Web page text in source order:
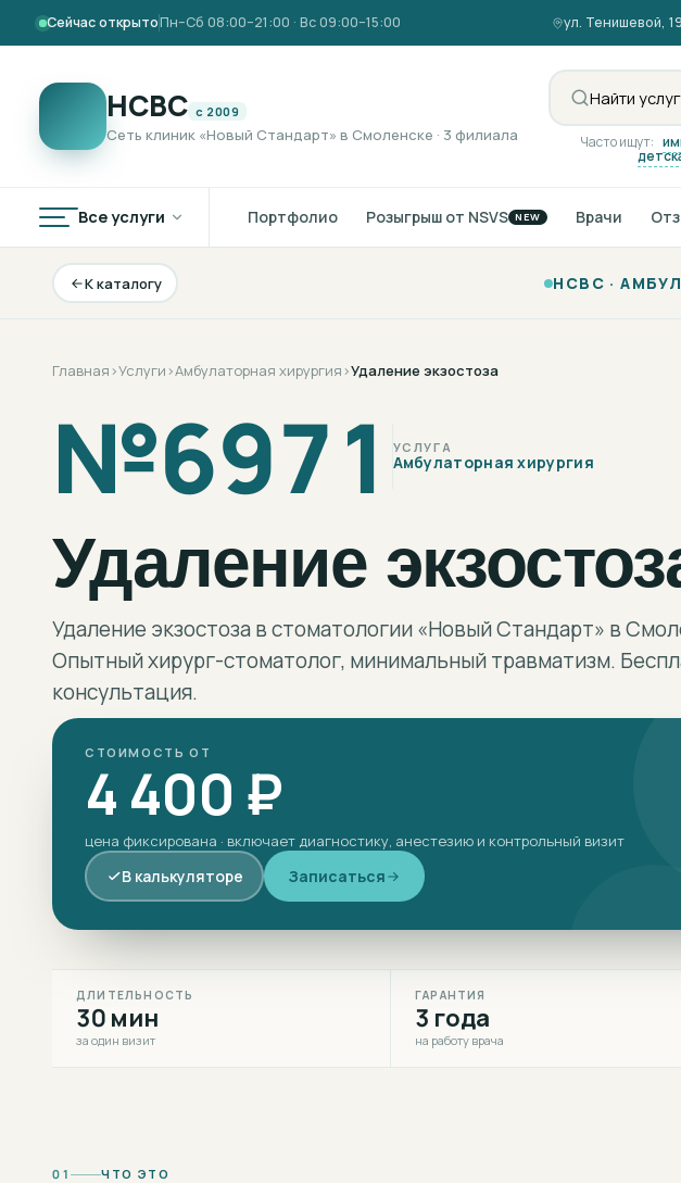
Сейчас открытоПн–Сб 08:00–21:00 · Вс 09:00–15:00 ул. Тенишевой, 19
НСВС с 2009
Сеть клиник «Новый Стандарт» в Смоленске · 3 филиала Часто ищут:
Все услуги Портфолио Розыгрыш от NSVS NEW Врачи
К каталогу НСВС ·
Главная›Услуги›Амбулаторная хирургия›Удаление экзостоза
№6971 УСЛУГА
Амбулаторная хирургия
Удаление
Удаление экзостоза в стоматологии «Новый Стандарт» в
Опытный хирург-стоматолог, минимальный травматизм.
консультация.
СТОИМОСТЬ ОТ
4 400 ₽
цена фиксирована · включает диагностику, анестезию и контрольный визит
В калькуляторе Записаться
ДЛИТЕЛЬНОСТЬ
30 мин
за один визит
ГАРАНТИЯ
3 года
на работу врача
01 ЧТО ЭТО